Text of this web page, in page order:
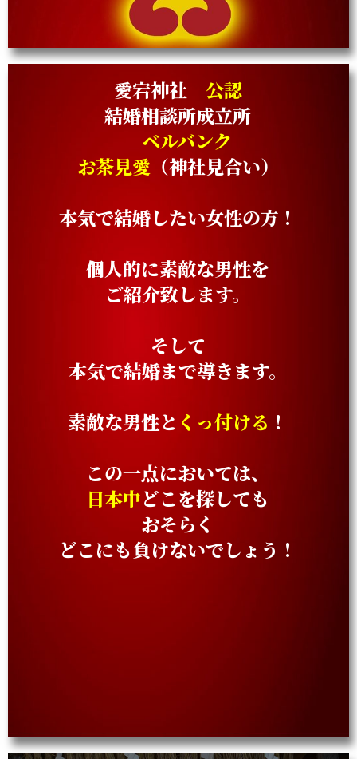
愛宕神社 公認
結婚相談所成立所
ベルバンク
お茶見愛（神社見合い）
本気で結婚したい女性の方！
個人的に素敵な男性を
ご紹介致します。
そして
本気で結婚まで導きます。
素敵な男性と くっ付ける ！
この一点においては、
日本中どこを探しても
おそらく
どこにも負けないでしょう！